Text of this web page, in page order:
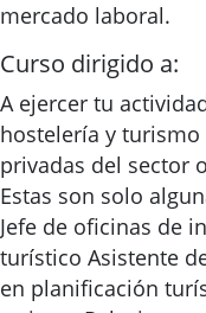
mercado laboral.
Curso dirigido a:
A ejercer tu
hostelería y
privadas del sector
Estas son solo
Jefe de oficinas de
turístico Asistente
en planificación